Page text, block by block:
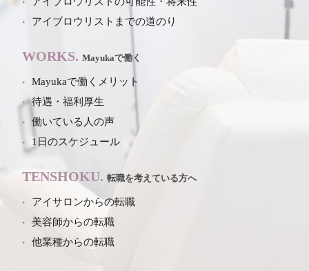
アイブロウリストまでの道のり
WORKS. Mayukaで働く
Mayukaで働くメリット
待遇・福利厚生
働いている人の声
1日のスケジュール
TENSHOKU. 転職を考えている方へ
アイサロンからの転職
美容師からの転職
他業種からの転職